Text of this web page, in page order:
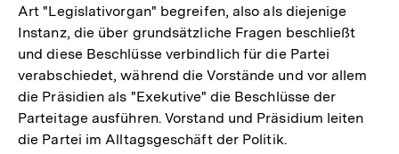
Art "Legislativorgan" begreifen, also als diejenige
Instanz, die über grundsätzliche Fragen beschließt
und diese Beschlüsse verbindlich für die Partei
verabschiedet, während die Vorstände und vor allem
die Präsidien als "Exekutive" die Beschlüsse der
Parteitage ausführen. Vorstand und Präsidium leiten
die Partei im Alltagsgeschäft der Politik.